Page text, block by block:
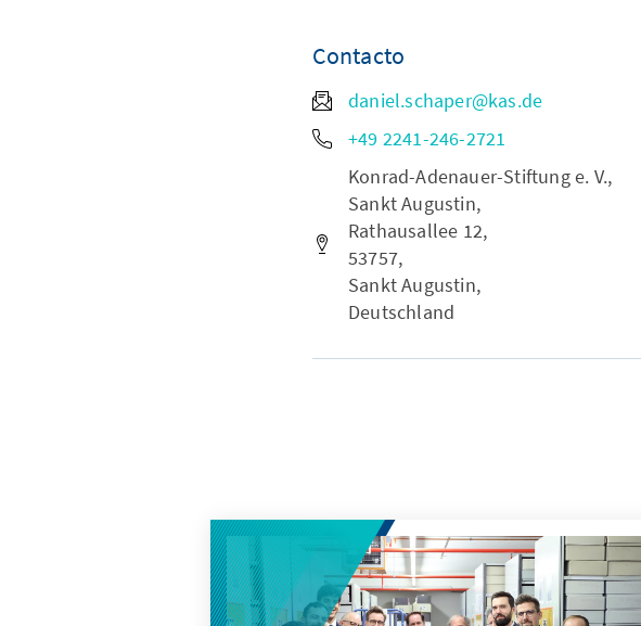
Contacto
daniel.schaper@kas.de
+49 2241-246-2721
Konrad-Adenauer-Stiftung e. V.,
Sankt Augustin,
Rathausallee 12,
53757,
Sankt Augustin,
Deutschland